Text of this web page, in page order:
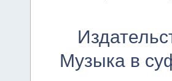
Музыка в